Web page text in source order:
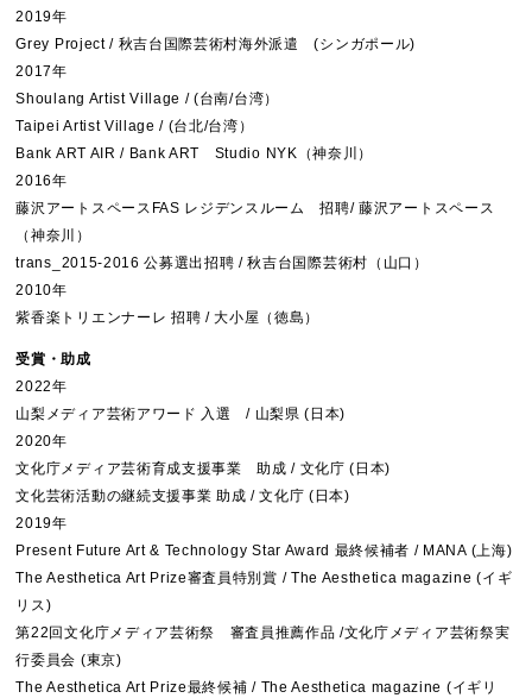
2019年
Grey Project / 秋吉台国際芸術村海外派遣 (シンガポール)
2017年
Shoulang Artist Village / (台南/台湾）
Taipei Artist Village / (台北/台湾）
Bank ART AIR / Bank ART Studio NYK（神奈川）
2016年
藤沢アートスペースFAS レジデンスルーム 招聘/ 藤沢アートスペース
（神奈川）
trans_2015-2016 公募選出招聘 / 秋吉台国際芸術村（山口）
2010年
紫香楽トリエンナーレ 招聘 / 大小屋（徳島）
受賞・助成
2022年
山梨メディア芸術アワード 入選 / 山梨県 (日本)
2020年
文化庁メディア芸術育成支援事業 助成 / 文化庁 (日本)
文化芸術活動の継続支援事業 助成 / 文化庁 (日本)
2019年
Present Future Art & Technology Star Award 最終候補者 / MANA (上海)
The Aesthetica Art Prize審査員特別賞 / The Aesthetica magazine (イギ
リス)
第22回文化庁メディア芸術祭 審査員推薦作品 /文化庁メディア芸術祭実
行委員会 (東京)
The Aesthetica Art Prize最終候補 / The Aesthetica magazine (イギリ